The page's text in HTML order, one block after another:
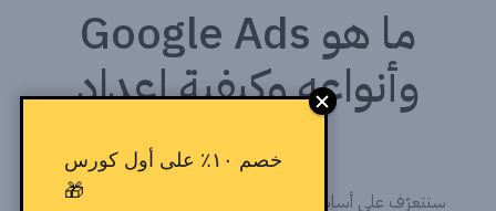
ما هو Google Ads
وأنواعه وكيفية إعداد
الحساب
ستتعرّف على أساسيات منصة Google Ads وأنواع الحملات
خصم ١٠٪ على أول كورس
🎁